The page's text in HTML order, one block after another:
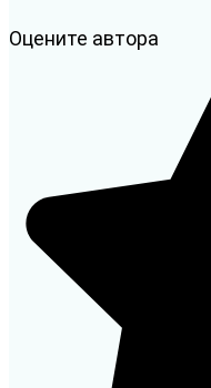
Оцените автора